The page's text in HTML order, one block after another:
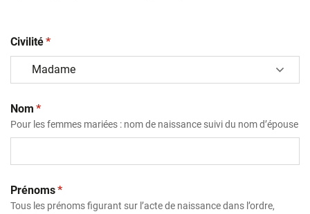
Civilité(obligatoire)
*
Nom (obligatoire)
*
Pour les femmes mariées : nom de naissance suivi du nom d’épouse
Prénoms(obligatoire)
*
Tous les prénoms figurant sur l’acte de naissance dans l’ordre,